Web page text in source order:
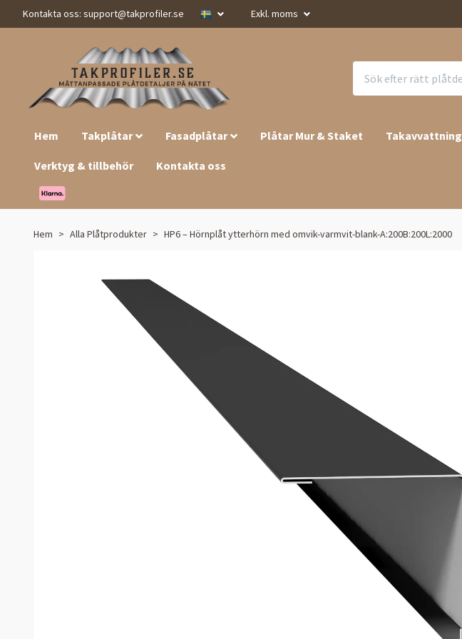
Kontakta oss: support@takprofiler.se Exkl. moms
Hem Takplåtar Fasadplåtar Plåtar Mur & Staket Takavvattning
Verktyg & tillbehör Kontakta oss
Hem Alla Plåtprodukter HP6 – Hörnplåt ytterhörn med omvik-varmvit-blank-A:200B:200L:2000